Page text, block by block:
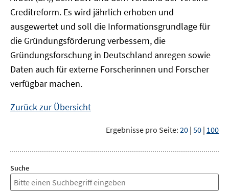
Creditreform. Es wird jährlich erhoben und
ausgewertet und soll die Informationsgrundlage für
die Gründungsförderung verbessern, die
Gründungsforschung in Deutschland anregen sowie
Daten auch für externe Forscherinnen und Forscher
verfügbar machen.
Zurück zur Übersicht
Ergebnisse pro Seite: 20 | 50 | 100
Suche